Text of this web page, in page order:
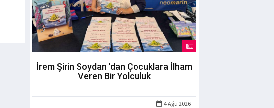
İrem Şirin Soydan 'dan Çocuklara İlham
Veren Bir Yolculuk
4 Ağu 2026